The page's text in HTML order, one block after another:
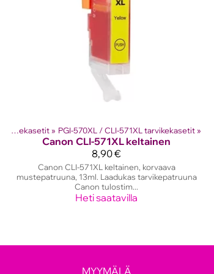
Canon mustekasetit ‪» PGI-570XL / CLI-571XL tarvikekasetit ‪»
Canon CLI-571XL keltainen
8,90 €
Canon CLI-571XL keltainen, korvaava
mustepatruuna, 13ml. Laadukas tarvikepatruuna
Canon tulostim...
Heti saatavilla
Tuotteet‪»Mustesuihkutulostinten kasetit‪»
MYYMÄLÄ